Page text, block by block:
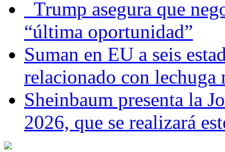
Trump asegura que
“última oportunidad”
Suman en EU a seis
relacionado con lechuga
Sheinbaum presenta la
2026, que se realizará